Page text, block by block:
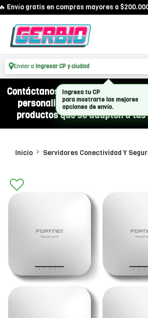
Envío gratis en compras mayores a $200.000
Enviar a Ingresar CP y ciudad
Contáctanos por WhatsApp y
personalizado para equipar a
productos que se adapten a
Inicio Servidores Conectividad Y
Ingresa tu CP
para mostrarte las mejores
opciones de envío.